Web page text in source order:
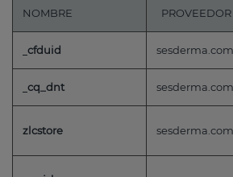
NOMBRE PROVEEDOR
cfduid sesderma.com
cq_dnt sesderma.com
zlcstore sesderma.com